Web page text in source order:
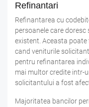
Refinantari
Refinantarea cu
persoanele care
existent. Aceasta
cand veniturile
pentru refinantarea
mai multor credite intr-
solicitantului a fost
Majoritatea bancilor